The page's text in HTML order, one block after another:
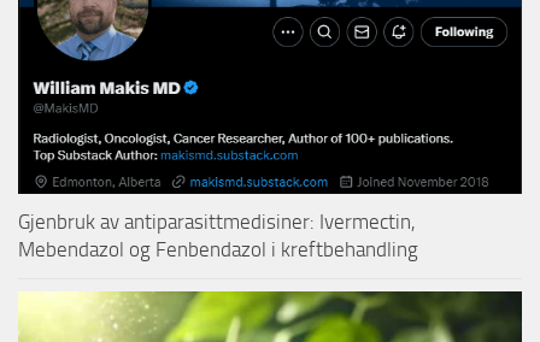
Gjenbruk av antiparasittmedisiner: Ivermectin,
Mebendazol og Fenbendazol i kreftbehandling